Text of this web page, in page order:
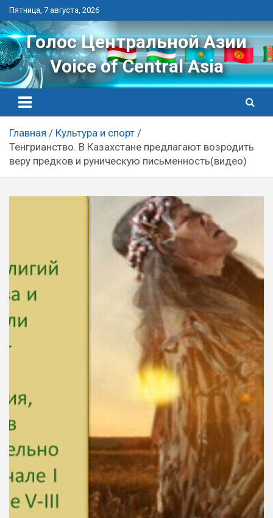
Перейти
к
контенту
Пятница, 7 августа, 2026
Голос Центральной Азии
Voice of Central Asia
Главная
Культура и спорт
Тенгрианство. В Казахстане предлагают возродить
веру предков и руническую письменность(видео)